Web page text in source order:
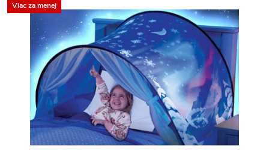
Viac za menej